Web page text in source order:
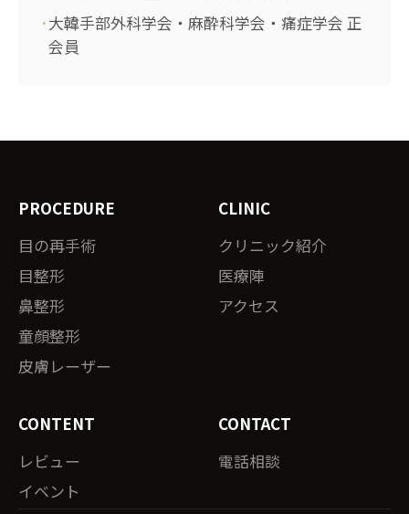
大韓手部外科学会・麻酔科学会・痛症学会 正
会員
PROCEDURE
目の再手術
目整形
鼻整形
童顔整形
皮膚レーザー
CLINIC
クリニック紹介
医療陣
アクセス
CONTENT
レビュー
イベント
CONTACT
電話相談